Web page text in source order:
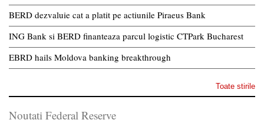
BERD dezvaluie cat a platit pe actiunile Piraeus Bank
ING Bank si BERD finanteaza parcul logistic CTPark Bucharest
EBRD hails Moldova banking breakthrough
Toate stirile
Noutati Federal Reserve